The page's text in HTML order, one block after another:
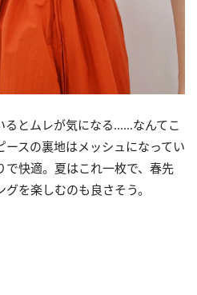
るとムレが気になる……なんてこ
ースの裏地はメッシュになってい
快適。夏はこれ一枚で、春先
を楽しむのも良さそう。